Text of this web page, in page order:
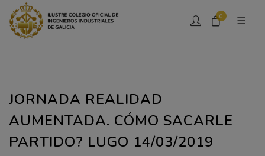
0
JORNADA REALIDAD
AUMENTADA. CÓMO SACARLE
PARTIDO? LUGO 14/03/2019